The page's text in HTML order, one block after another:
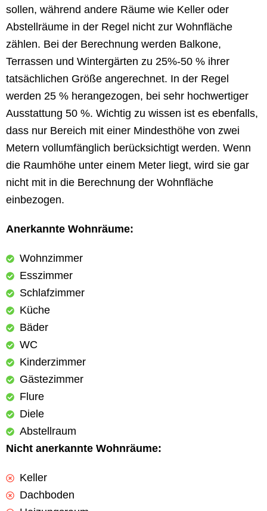
sollen, während andere Räume wie Keller oder
Abstellräume in der Regel nicht zur Wohnfläche
zählen. Bei der Berechnung werden Balkone,
Terrassen und Wintergärten zu 25%-50 % ihrer
tatsächlichen Größe angerechnet. In der Regel
werden 25 % herangezogen, bei sehr hochwertiger
Ausstattung 50 %. Wichtig zu wissen ist es ebenfalls,
dass nur Bereich mit einer Mindesthöhe von zwei
Metern vollumfänglich berücksichtigt werden. Wenn
die Raumhöhe unter einem Meter liegt, wird sie gar
nicht mit in die Berechnung der Wohnfläche
einbezogen.
Anerkannte Wohnräume:
Wohnzimmer
Esszimmer
Schlafzimmer
Küche
Bäder
WC
Kinderzimmer
Gästezimmer
Flure
Diele
Abstellraum
Nicht anerkannte Wohnräume:
Keller
Dachboden